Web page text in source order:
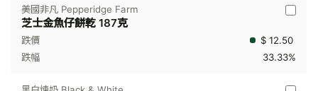
美國非凡 Pepperidge Farm
芝士金魚仔餅乾 187克
$ 12.50
33.33%